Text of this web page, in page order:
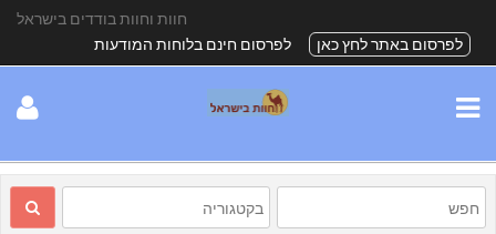
חוות וחוות בודדים בישראל
לפרסום באתר לחץ כאן
לפרסום חינם בלוחות המודעות